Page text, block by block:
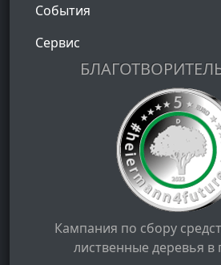
События
Сервис
Кампания по сбору
лиственные деревья в